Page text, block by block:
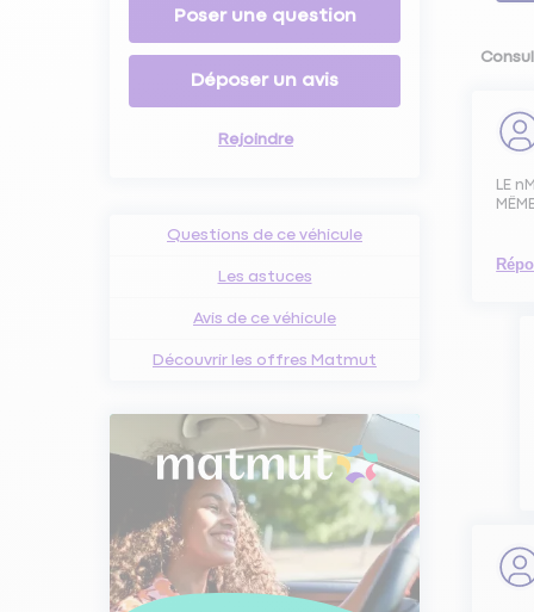
Poser une question
Déposer un avis
Rejoindre
Questions de ce véhicule
Les astuces
Avis de ce véhicule
Découvrir les offres Matmut
LE